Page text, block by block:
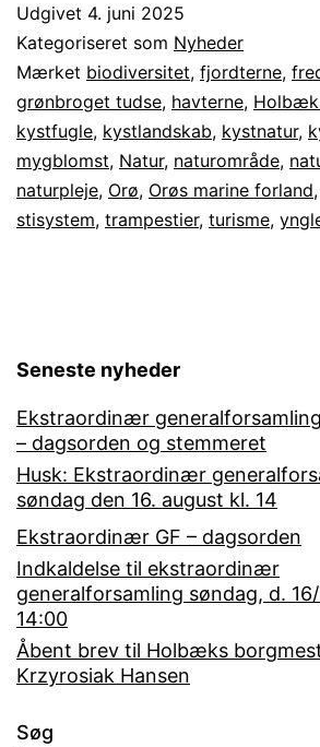
sikre
og
udvikle
Orøs
enestående
kystnatur
Udgivet 4. juni 2025
Kategoriseret som Nyheder
Mærket biodiversitet, fjordterne,
grønbroget tudse, havterne, Holbæk
kystfugle, kystlandskab, kystnatur,
mygblomst, Natur, naturområde,
naturpleje, Orø, Orøs marine forland,
stisystem, trampestier, turisme,
Seneste nyheder
Ekstraordinær
– dagsorden og stemmeret
Husk: Ekstraordinær
søndag den 16. august kl. 14
Ekstraordinær GF – dagsorden
Indkaldelse til ekstraordinær
generalforsamling søndag, d.
14:00
Åbent brev til Holbæks
Krzyrosiak Hansen
Søg